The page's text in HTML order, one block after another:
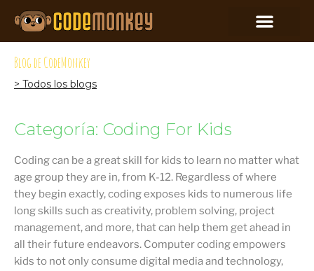
Blog de CodeMonkey
> Todos los blogs
Categoría: Coding For Kids
Coding can be a great skill for kids to learn no matter what
age group they are in, from K-12. Regardless of where
they begin exactly, coding exposes kids to numerous life
long skills such as creativity, problem solving, project
management, and more, that can help them get ahead in
all their future endeavors. Computer coding empowers
kids to not only consume digital media and technology,